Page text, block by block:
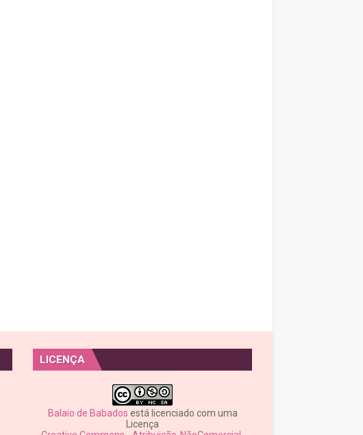
LICENÇA
Balaio de Babados está licenciado com uma
Licença